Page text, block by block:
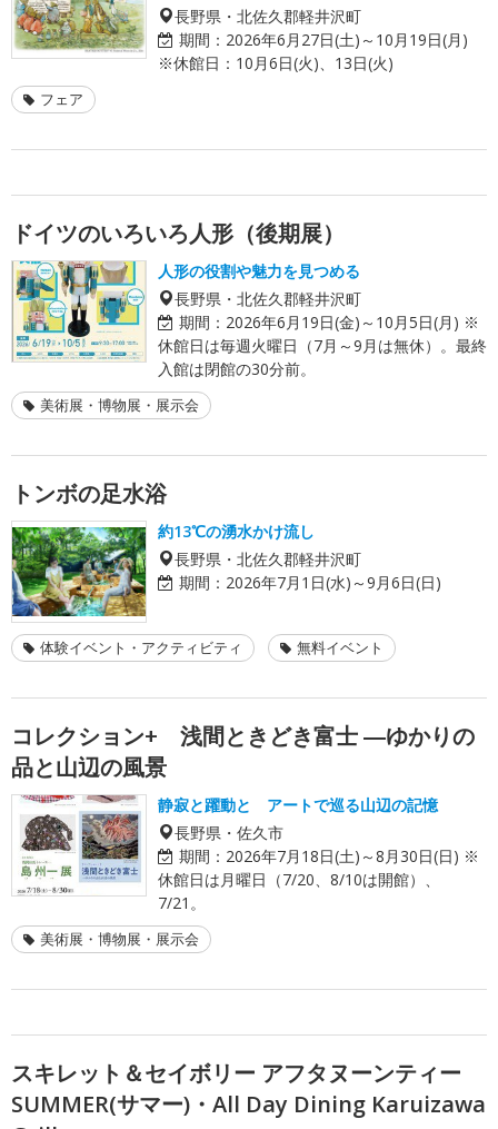
長野県・北佐久郡軽井沢町
期間： 2026年6月27日(土)～10月19日(月)
※休館日：10月6日(火)、13日(火)
フェア
ドイツのいろいろ人形（後期展）
人形の役割や魅力を見つめる
長野県・北佐久郡軽井沢町
期間： 2026年6月19日(金)～10月5日(月) ※
休館日は毎週火曜日（7月～9月は無休）。最終
入館は閉館の30分前。
美術展・博物展・展示会
トンボの足水浴
約13℃の湧水かけ流し
長野県・北佐久郡軽井沢町
期間： 2026年7月1日(水)～9月6日(日)
体験イベント・アクティビティ 無料イベント
コレクション+ 浅間ときどき富士 ―ゆかりの
品と山辺の風景
静寂と躍動と アートで巡る山辺の記憶
長野県・佐久市
期間： 2026年7月18日(土)～8月30日(日) ※
休館日は月曜日（7/20、8/10は開館）、
7/21。
美術展・博物展・展示会
スキレット＆セイボリー アフタヌーンティー
SUMMER(サマー)・All Day Dining Karuizawa